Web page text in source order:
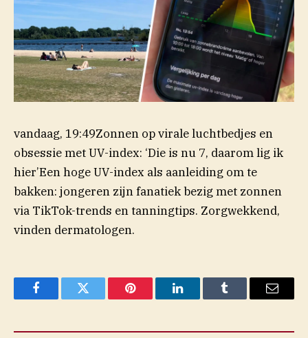
vandaag, 19:49Zonnen op virale luchtbedjes en
obsessie met UV-index: ‘Die is nu 7, daarom lig ik
hier’Een hoge UV-index als aanleiding om te
bakken: jongeren zijn fanatiek bezig met zonnen
via TikTok-trends en tanningtips. Zorgwekkend,
vinden dermatologen.
FacebookTwitter Pinterest LinkedInTumblr Email